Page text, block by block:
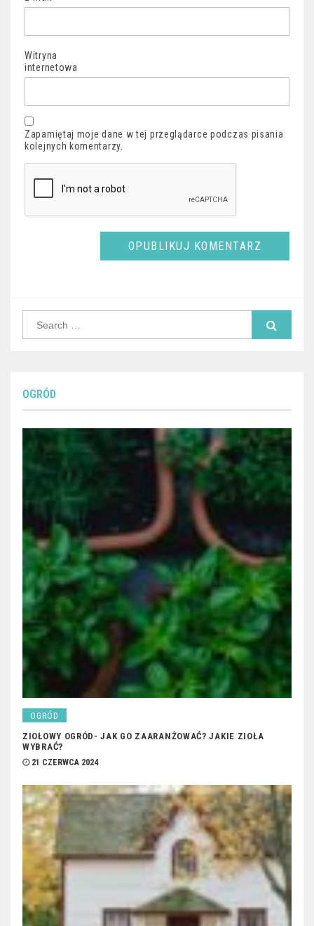
Witryna
internetowa
Zapamiętaj moje dane w tej przeglądarce podczas pisania
kolejnych komentarzy.
OGRÓD
OGRÓD
ZIOŁOWY OGRÓD- JAK GO ZAARANŻOWAĆ? JAKIE ZIOŁA
WYBRAĆ?
21 CZERWCA 2024